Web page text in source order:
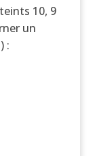
10, 9
un
: